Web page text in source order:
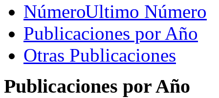
Ultimo Número
Publicaciones por Año
Otras Publicaciones
Publicaciones por Año